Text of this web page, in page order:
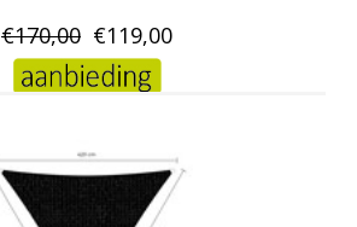
€170,00 €119,00